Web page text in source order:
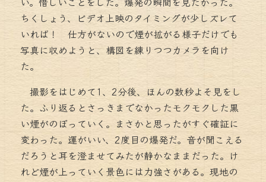
ちくしょう、ビデオ上映のタイミングが少しズレて
いれば！ 仕方がないので煙が拡がる様子だけでも
写真に収めようと、構図を練りつつカメラを向け
た。
撮影をはじめて1、2分後、ほんの数秒よそ見をし
た。ふり返るとさっきまでなかったモクモクした黒
い煙がのぼっていく。まさかと思ったがすぐ確証に
変わった。運がいい、2度目の爆発だ。音が聞こえる
だろうと耳を澄ませてみたが静かなままだった。け
れど煙が上っていく景色には力強さがある。現地の